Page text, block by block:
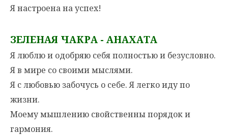
Я настроена на успех!
ЗЕЛЕНАЯ ЧАКРА - АНАХАТА
Я люблю и одобряю себя полностью и безусловно.
Я в мире со своими мыслями.
Я с любовью забочусь о себе. Я легко иду по
жизни.
Моему мышлению свойственны порядок и
гармония.